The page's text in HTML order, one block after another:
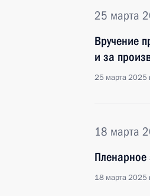
25 марта
Вручение
и за
25 марта 2025
18 марта
Пленарное
18 марта 2025